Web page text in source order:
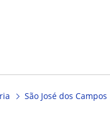
São José dos Campos